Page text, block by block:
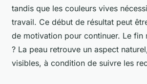
tandis que les couleurs vives
travail. Ce début de résultat peut
de motivation pour continuer. Le fin
? La peau retrouve un aspect
visibles, à condition de suivre les